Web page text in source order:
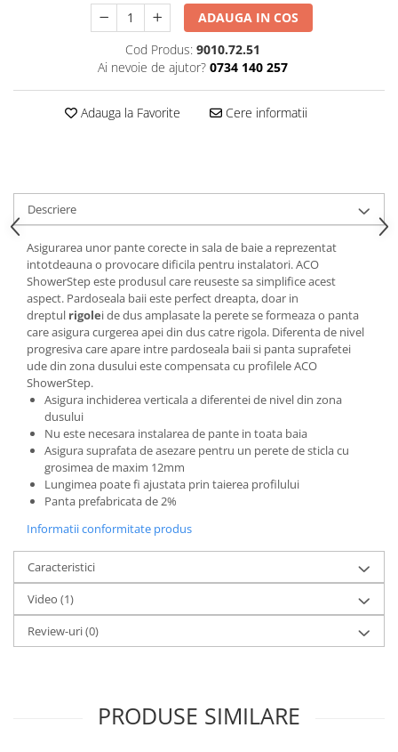
Adeziv termosistem
Tencuiala decorativa
De Egalizare
Autonivelante
Grunduri si Amorse
Pentru Pregatirea Suprafetei
Pentru Tencuieli Decorative
Pentru Vopsele
Pentru Sape Autonivelante
Mortare
Pentru BCA
Pentru Caramida
Pentru Reparare Beton
Gleturi
Pe baza de ipsos
Pe baza de ciment
Pe baza de rasini
Vopseluri
De Interior
Manuale pe baza de ipsos
ADAUGA IN COS
Cod Produs: 9010.72.51
Ai nevoie de ajutor? 0734 140 257
Adauga la Favorite Cere informatii
Descriere
Asigurarea unor pante corecte in sala de baie a reprezentat
intotdeauna o provocare dificila pentru instalatori. ACO
ShowerStep este produsul care reuseste sa simplifice acest
aspect. Pardoseala baii este perfect dreapta, doar in
dreptul rigolei de dus amplasate la perete se formeaza o panta
care asigura curgerea apei din dus catre rigola. Diferenta de nivel
progresiva care apare intre pardoseala baii si panta suprafetei
ude din zona dusului este compensata cu profilele ACO
ShowerStep.
Asigura inchiderea verticala a diferentei de nivel din zona
dusului
Nu este necesara instalarea de pante in toata baia
Asigura suprafata de asezare pentru un perete de sticla cu
grosimea de maxim 12mm
Lungimea poate fi ajustata prin taierea profilului
Panta prefabricata de 2%
Informatii conformitate produs
Caracteristici
Video (1)
Review-uri(0)
PRODUSE SIMILARE